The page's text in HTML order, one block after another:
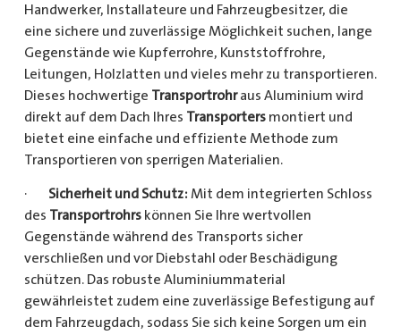
Handwerker, Installateure und Fahrzeugbesitzer, die
eine sichere und zuverlässige Möglichkeit suchen, lange
Gegenstände wie Kupferrohre, Kunststoffrohre,
Leitungen, Holzlatten und vieles mehr zu transportieren.
Dieses hochwertige Transportrohraus Aluminium wird
direkt auf dem Dach Ihres Transportersmontiert und
bietet eine einfache und effiziente Methode zum
Transportieren von sperrigen Materialien.
· Sicherheit und Schutz: Mit dem integrierten Schloss
des Transportrohrskönnen Sie Ihre wertvollen
Gegenstände während des Transports sicher
verschließen und vor Diebstahl oder Beschädigung
schützen. Das robuste Aluminiummaterial
gewährleistet zudem eine zuverlässige Befestigung auf
dem Fahrzeugdach, sodass Sie sich keine Sorgen um ein